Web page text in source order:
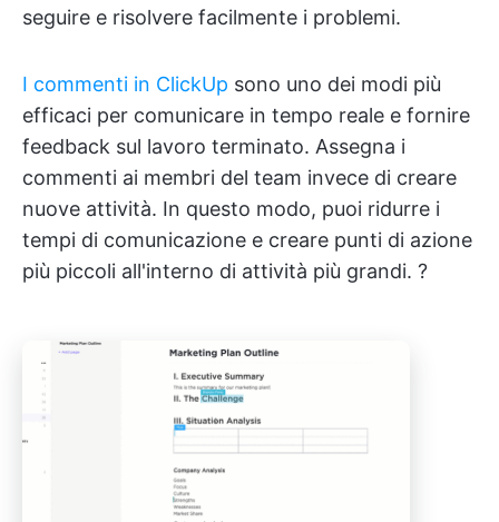
seguire e risolvere facilmente i problemi.
I commenti in ClickUp sono uno dei modi più
efficaci per comunicare in tempo reale e fornire
feedback sul lavoro terminato. Assegna i
commenti ai membri del team invece di creare
nuove attività. In questo modo, puoi ridurre i
tempi di comunicazione e creare punti di azione
più piccoli all'interno di attività più grandi. ?